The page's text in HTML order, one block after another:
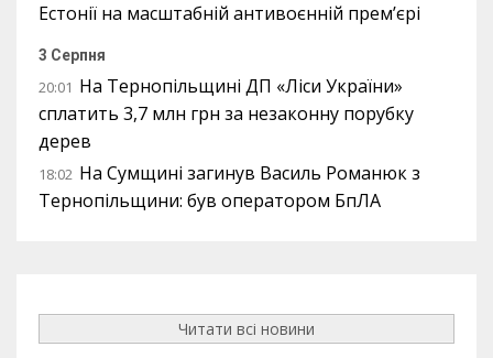
Естонії на масштабній антивоєнній прем’єрі
3 Серпня
20:01 На Тернопільщині ДП «Ліси України»
сплатить 3,7 млн грн за незаконну порубку
дерев
18:02 На Сумщині загинув Василь Романюк з
Тернопільщини: був оператором БпЛА
Читати всі новини